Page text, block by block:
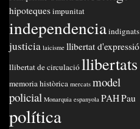
hipotequesimpunitat
independenciaindignats
justicia laicisme llibertat d'expressió
llibertat de circulacióllibertats
memoria històrica mercats model
policial Monarquia espanyola PAHPau
política